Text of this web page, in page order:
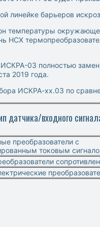
линейке барьеров
температуры
НСХ
03 полностью
2019 года.
ИСКРА-хх.03 по
датчика/входного
преобразователи с
токовым